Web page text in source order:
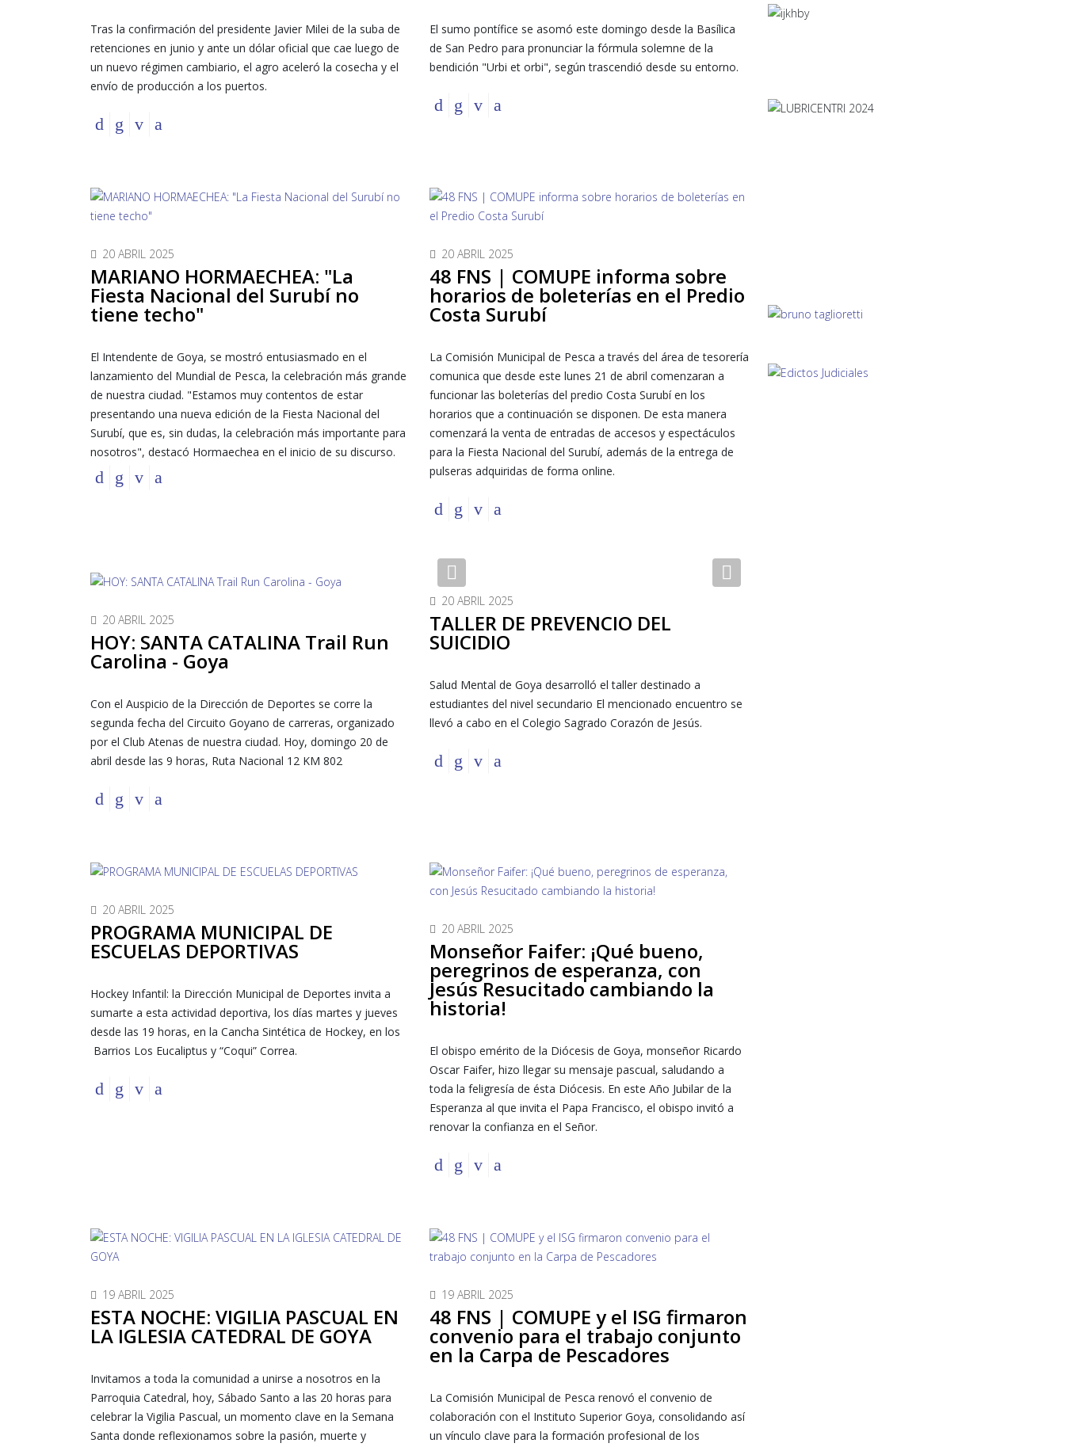
Tras la confirmación del presidente Javier Milei de la suba de
retenciones en junio y ante un dólar oficial que cae luego de
un nuevo régimen cambiario, el agro aceleró la cosecha y el
envío de producción a los puertos.
El sumo pontífice se asomó este domingo desde la Basílica
de San Pedro para pronunciar la fórmula solemne de la
bendición "Urbi et orbi", según trascendió desde su entorno.
20 ABRIL 2025
MARIANO HORMAECHEA: "La
Fiesta Nacional del Surubí no
tiene techo"
El Intendente de Goya, se mostró entusiasmado en el
lanzamiento del Mundial de Pesca, la celebración más grande
de nuestra ciudad. "Estamos muy contentos de estar
presentando una nueva edición de la Fiesta Nacional del
Surubí, que es, sin dudas, la celebración más importante para
nosotros", destacó Hormaechea en el inicio de su discurso.
20 ABRIL 2025
48 FNS | COMUPE informa sobre
horarios de boleterías en el Predio
Costa Surubí
La Comisión Municipal de Pesca a través del área de tesorería
comunica que desde este lunes 21 de abril comenzaran a
funcionar las boleterías del predio Costa Surubí en los
horarios que a continuación se disponen. De esta manera
comenzará la venta de entradas de accesos y espectáculos
para la Fiesta Nacional del Surubí, además de la entrega de
pulseras adquiridas de forma online.
20 ABRIL 2025
HOY: SANTA CATALINA Trail Run
Carolina - Goya
Con el Auspicio de la Dirección de Deportes se corre la
segunda fecha del Circuito Goyano de carreras, organizado
por el Club Atenas de nuestra ciudad. Hoy, domingo 20 de
abril desde las 9 horas, Ruta Nacional 12 KM 802
Previous Next
20 ABRIL 2025
TALLER DE PREVENCIO DEL
SUICIDIO
Salud Mental de Goya desarrolló el taller destinado a
estudiantes del nivel secundario El mencionado encuentro se
llevó a cabo en el Colegio Sagrado Corazón de Jesús.
20 ABRIL 2025
PROGRAMA MUNICIPAL DE
ESCUELAS DEPORTIVAS
Hockey Infantil: la Dirección Municipal de Deportes invita a
sumarte a esta actividad deportiva, los días martes y jueves
desde las 19 horas, en la Cancha Sintética de Hockey, en los
Barrios Los Eucaliptus y “Coqui” Correa.
20 ABRIL 2025
Monseñor Faifer: ¡Qué bueno,
peregrinos de esperanza, con
Jesús Resucitado cambiando la
historia!
El obispo emérito de la Diócesis de Goya, monseñor Ricardo
Oscar Faifer, hizo llegar su mensaje pascual, saludando a
toda la feligresía de ésta Diócesis. En este Año Jubilar de la
Esperanza al que invita el Papa Francisco, el obispo invitó a
renovar la confianza en el Señor.
19 ABRIL 2025
ESTA NOCHE: VIGILIA PASCUAL EN
LA IGLESIA CATEDRAL DE GOYA
Invitamos a toda la comunidad a unirse a nosotros en la
Parroquia Catedral, hoy, Sábado Santo a las 20 horas para
celebrar la Vigilia Pascual, un momento clave en la Semana
Santa donde reflexionamos sobre la pasión, muerte y
19 ABRIL 2025
48 FNS | COMUPE y el ISG firmaron
convenio para el trabajo conjunto
en la Carpa de Pescadores
La Comisión Municipal de Pesca renovó el convenio de
colaboración con el Instituto Superior Goya, consolidando así
un vínculo clave para la formación profesional de los